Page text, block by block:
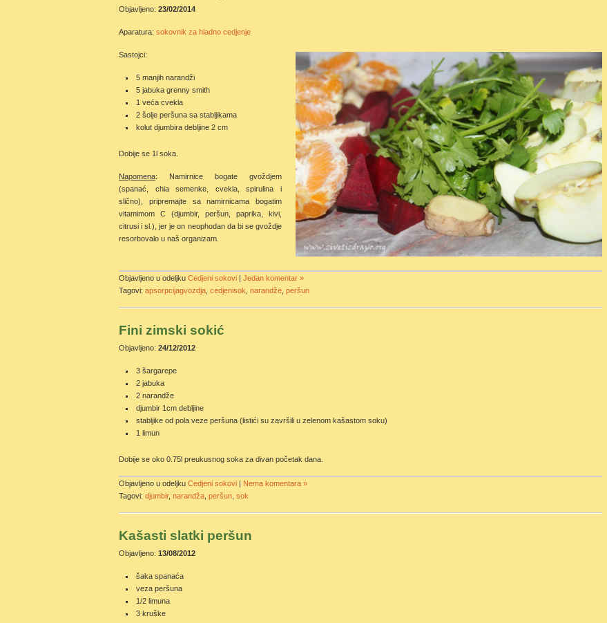
Objavljeno: 23/02/2014
Aparatura: sokovnik za hladno cedjenje
Sastojci:
5 manjih narandži
5 jabuka grenny smith
1 veća cvekla
2 šolje peršuna sa stabljikama
kolut djumbira debljine 2 cm
Dobije se 1l soka.
Napomena: Namirnice bogate gvoždjem
(spanać, chia semenke, cvekla, spirulina i
slično), pripremajte sa namirnicama bogatim
vitamimom C (djumbir, peršun, paprika, kivi,
citrusi i sl.), jer je on neophodan da bi se gvoždje
resorbovalo u naš organizam.
Objavljeno u odeljku Cedjeni sokovi | Jedan komentar »
Tagovi: apsorpcijagvozdja cedjenisok narandže peršun
Fini zimski sokić
Objavljeno: 24/12/2012
3 šargarepe
2 jabuka
2 narandže
djumbir 1cm debljine
stabljike od pola veze peršuna (listići su završili u zelenom kašastom soku)
1 limun
Dobije se oko 0.75l preukusnog soka za divan početak dana.
Objavljeno u odeljku Cedjeni sokovi | Nema komentara »
Tagovi: djumbir, narandža peršun sok
Kašasti slatki peršun
Objavljeno: 13/08/2012
šaka spanaća
veza peršuna
1/2 limuna
3 kruške